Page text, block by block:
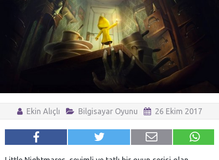
Ekin Alıçlı Bilgisayar Oyunu 26 Ekim 2017